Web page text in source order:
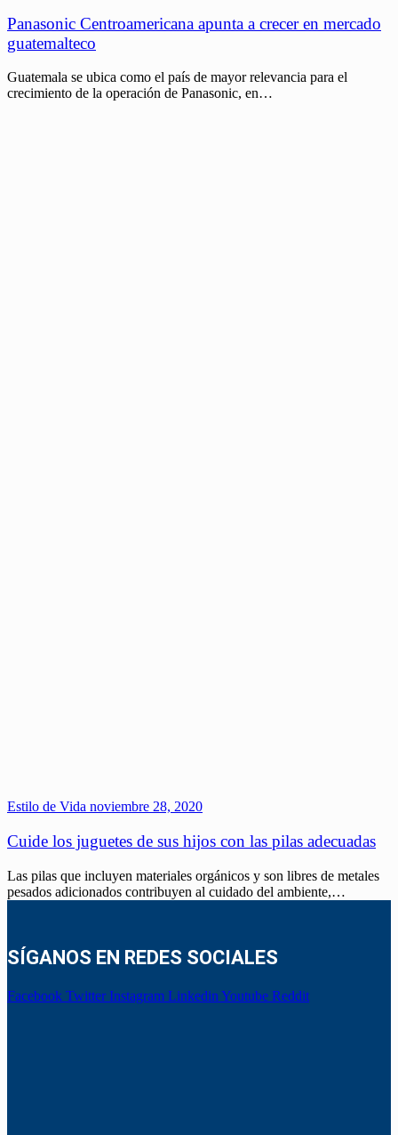
Panasonic Centroamericana apunta a crecer en mercado
guatemalteco
Guatemala se ubica como el país de mayor relevancia para el
crecimiento de la operación de Panasonic, en…
Estilo de Vida noviembre 28, 2020
Cuide los juguetes de sus hijos con las pilas adecuadas
Las pilas que incluyen materiales orgánicos y son libres de metales
pesados adicionados contribuyen al cuidado del ambiente,…
SÍGANOS EN REDES SOCIALES
Facebook Twitter Instagram Linkedin Youtube Reddit